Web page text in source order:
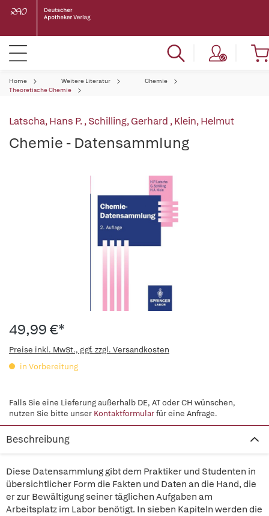
Home Weitere Literatur
Chemie
Theoretische Chemie
Latscha, Hans P.,Schilling, Gerhard ,Klein, Helmut
Chemie - Datensammlung
49,99 €*
Preise inkl. MwSt., ggf. zzgl. Versandkosten
in Vorbereitung
Falls Sie eine Lieferung außerhalb DE, AT oder CH wünschen,
nutzen Sie bitte unser Kontaktformularfür eine Anfrage.
Beschreibung
Diese Datensammlung gibt dem Praktiker und Studenten in
übersichtlicher Form die Fakten und Daten an die Hand, die
er zur Bewältigung seiner täglichen Aufgaben am
Arbeitsplatz im Labor benötigt. In sieben Kapiteln werden die